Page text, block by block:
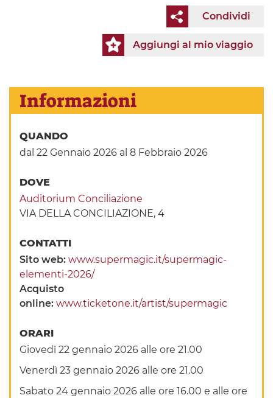
Condividi
Aggiungi al mio viaggio
Informazioni
QUANDO
dal 22 Gennaio 2026 al 8 Febbraio 2026
DOVE
Auditorium Conciliazione
VIA DELLA CONCILIAZIONE, 4
CONTATTI
Sito web:www.supermagic.it/supermagic-
elementi-2026/
Acquisto
online:www.ticketone.it/artist/supermagic
ORARI
Giovedì 22 gennaio 2026 alle ore 21.00
Venerdì 23 gennaio 2026 alle ore 21.00
Sabato 24 gennaio 2026 alle ore 16.00 e alle ore